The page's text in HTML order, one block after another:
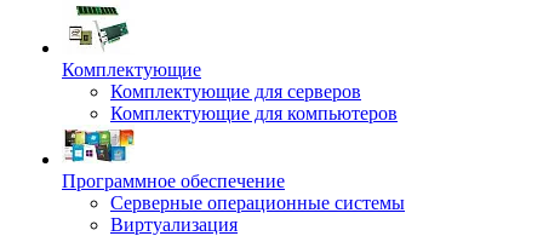
Комплектующие
Комплектующие для серверов
Комплектующие для компьютеров
Программное обеспечение
Серверные операционные системы
Виртуализация